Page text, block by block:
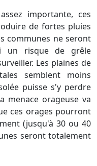
de fortes pluies
communes ne seront
un risque de grêle
Les plaines de
semblent moins
puisse s'y perdre
menace orageuse va
ces orages pourront
(jusqu'à 30 ou 40
seront totalement